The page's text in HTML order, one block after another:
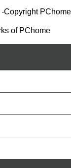
都是調27度，
點兒涼，對，
麼呢？
辦公室有裝淨化
像在大自然有
沉降污染物，人
的涼爽！
‧Copyright PChome
of PChome